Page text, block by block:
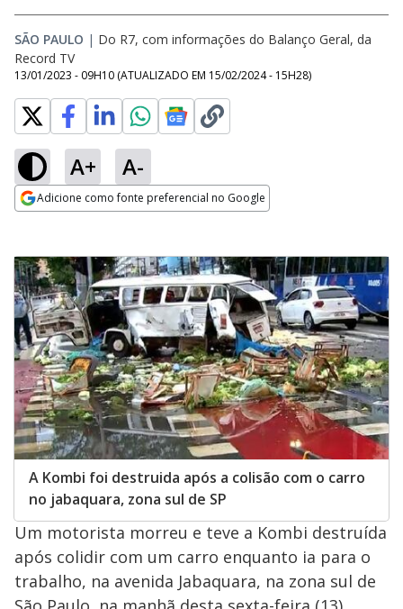
SÃO PAULO | Do R7, com informações do Balanço Geral, da
Record TV
13/01/2023 - 09H10 (ATUALIZADO EM 15/02/2024 - 15H28)
A+ A-
Adicione como fonte preferencial no Google
A Kombi foi destruida após a colisão com o carro
no jabaquara, zona sul de SP
Um motorista morreu e teve a Kombi destruída
após colidir com um carro enquanto ia para o
trabalho, na avenida Jabaquara, na zona sul de